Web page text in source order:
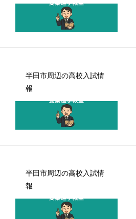
半田市周辺の高校入試情
報
半田市周辺の高校入試情
報